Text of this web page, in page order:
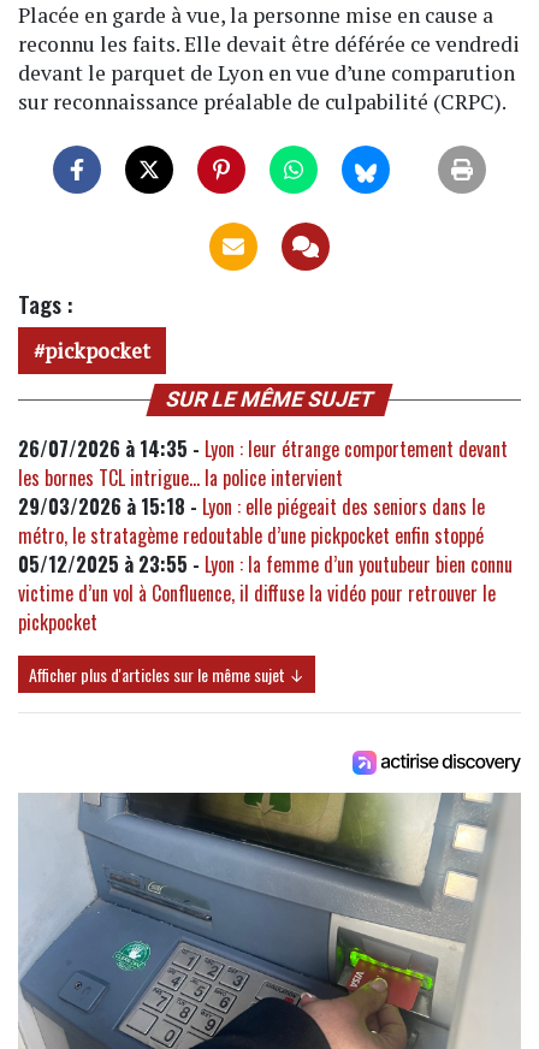
Placée en garde à vue, la personne mise en cause a
reconnu les faits.Elle devait être déférée ce vendredi
devant le parquet de Lyon en vue d’une comparution
sur reconnaissance préalable de culpabilité (CRPC).
Tags :
pickpocket
SUR LE MÊME SUJET
26/07/2026 à 14:35 - Lyon : leur étrange comportement devant
les bornes TCL intrigue... la police intervient
29/03/2026 à 15:18 - Lyon : elle piégeait des seniors dans le
métro, le stratagème redoutable d’une pickpocket enfin stoppé
05/12/2025 à 23:55 - Lyon : la femme d’un youtubeur bien connu
victime d’un vol à Confluence, il diffuse la vidéo pour retrouver le
pickpocket
Afficher plus d'articles sur le même sujet ↓